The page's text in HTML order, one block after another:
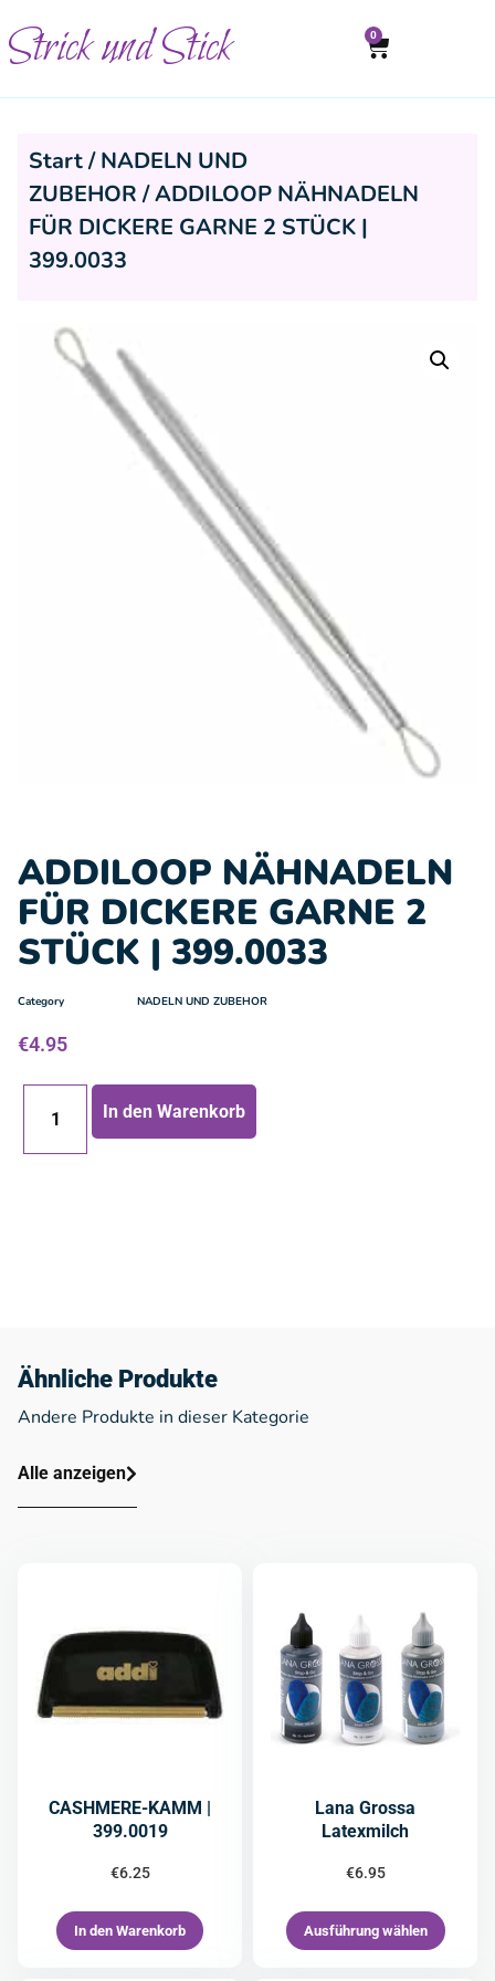
Strick und Stick 0
Start/NADELN UND
ZUBEHOR/ ADDILOOP NÄHNADELN
FÜR DICKERE GARNE 2 STÜCK |
399.0033
ADDILOOP NÄHNADELN
FÜR DICKERE GARNE 2
STÜCK | 399.0033
Category NADELN UND ZUBEHOR
€4.95
In den Warenkorb
Ähnliche Produkte
Andere Produkte in dieser Kategorie
Alle anzeigen
CASHMERE-KAMM |
399.0019
€6.25
In den Warenkorb
Lana Grossa
Latexmilch
€6.95
Ausführung wählen